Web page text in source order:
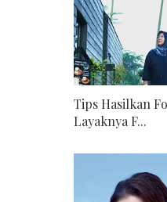
Tips Hasilkan
Layaknya F...